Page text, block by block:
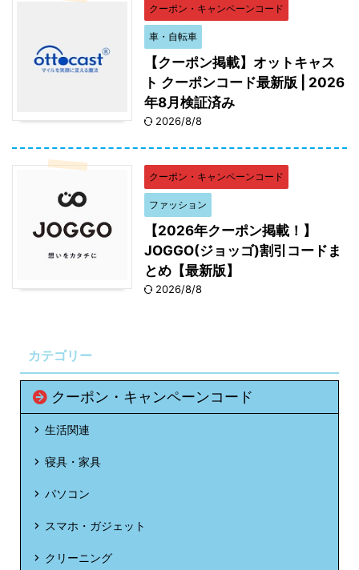
クーポン・キャンペーンコード
車・自転車
【クーポン掲載】オットキャス
ト クーポンコード最新版 | 2026
年8月検証済み
2026/8/8
クーポン・キャンペーンコード
ファッション
【2026年クーポン掲載！】
JOGGO(ジョッゴ)割引コードま
とめ【最新版】
2026/8/8
カテゴリー
クーポン・キャンペーンコード
生活関連
寝具・家具
パソコン
スマホ・ガジェット
クリーニング